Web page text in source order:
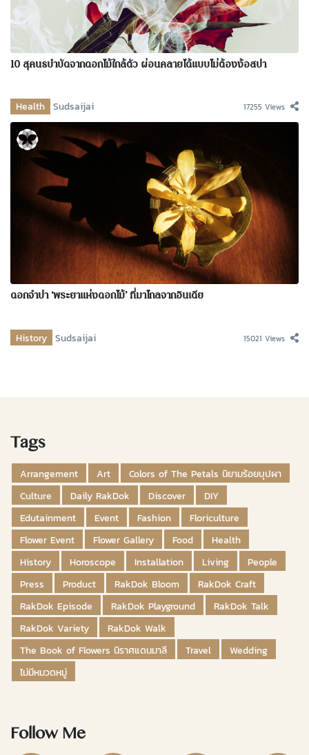
10 สุคนธบำบัดจากดอกไม้ใกล้ตัว ผ่อนคลายได้แบบไม่ต้องง้อสปา
Health Sudsaijai 17255 Views
ดอกจำปา ‘พระยาแห่งดอกไม้’ ที่มาไกลจากอินเดีย
History Sudsaijai 15021 Views
Tags
Arrangement Art
Colors of The Petals นิยามร้อยบุปผา
Culture
Daily RakDok Discover
DIY
Edutainment
Event Fashion
Floriculture
Flower Event
Flower Gallery Food
Health
History
Horoscope Installation Living
People
Press
Product RakDok Bloom
RakDok Craft
RakDok Episode
RakDok Playground
RakDok Talk
RakDok Variety
RakDok Walk
The Book of Flowers นิราศแดนมาลี
Travel
Wedding
ไม่มีหมวดหมู่
Follow Me